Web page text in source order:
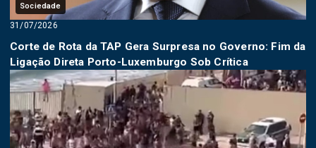
Sociedade
31/07/2026
Corte de Rota da TAP Gera Surpresa no Governo: Fim da
Ligação Direta Porto-Luxemburgo Sob Crítica